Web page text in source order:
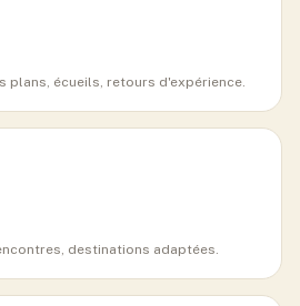
plans, écueils, retours d'expérience.
destinations adaptées.